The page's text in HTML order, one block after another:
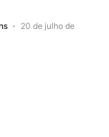
20 de julho de